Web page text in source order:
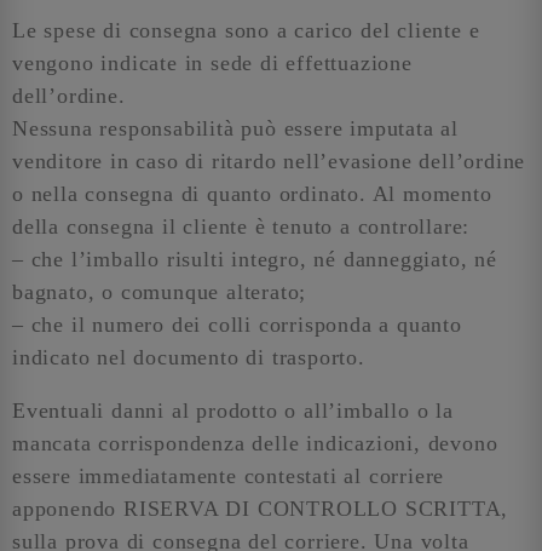
Le spese di consegna sono a carico del cliente e
vengono indicate in sede di effettuazione
dell’ordine.
Nessuna responsabilità può essere imputata al
venditore in caso di ritardo nell’evasione dell’ordine
o nella consegna di quanto ordinato. Al momento
della consegna il cliente è tenuto a controllare:
– che l’imballo risulti integro, né danneggiato, né
bagnato, o comunque alterato;
– che il numero dei colli corrisponda a quanto
indicato nel documento di trasporto.
Eventuali danni al prodotto o all’imballo o la
mancata corrispondenza delle indicazioni, devono
essere immediatamente contestati al corriere
apponendo RISERVA DI CONTROLLO SCRITTA,
sulla prova di consegna del corriere. Una volta